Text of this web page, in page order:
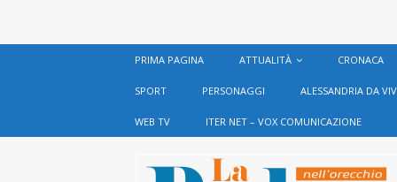
PRIMA PAGINA ATTUALITÀ CRONACA
SPORT PERSONAGGI ALESSANDRIA DA
WEB TV ITER NET – VOX COMUNICAZIONE